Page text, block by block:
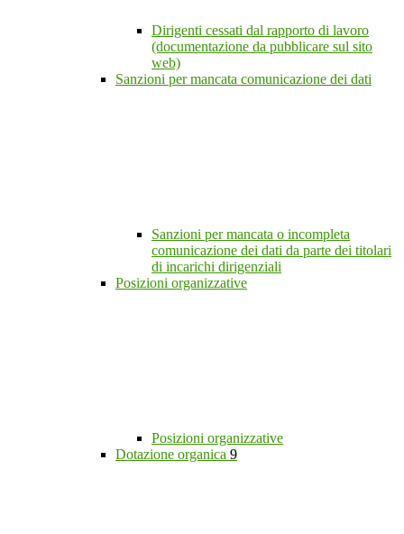
Dirigenti cessati dal rapporto di lavoro
(documentazione da pubblicare sul sito
web)
Sanzioni per mancata comunicazione dei dati
Sanzioni per mancata o incompleta
comunicazione dei dati da parte dei titolari
di incarichi dirigenziali
Posizioni organizzative
Posizioni organizzative
Dotazione organica 9